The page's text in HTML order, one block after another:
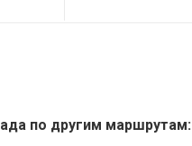
по другим маршрутам: